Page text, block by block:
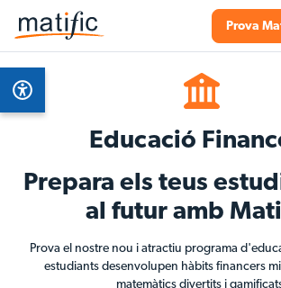
Prova
Educació
Prepara els teus
al futur amb
Prova el nostre nou i atractiu programa
estudiants desenvolupen hàbits financers
matemàtics divertits i